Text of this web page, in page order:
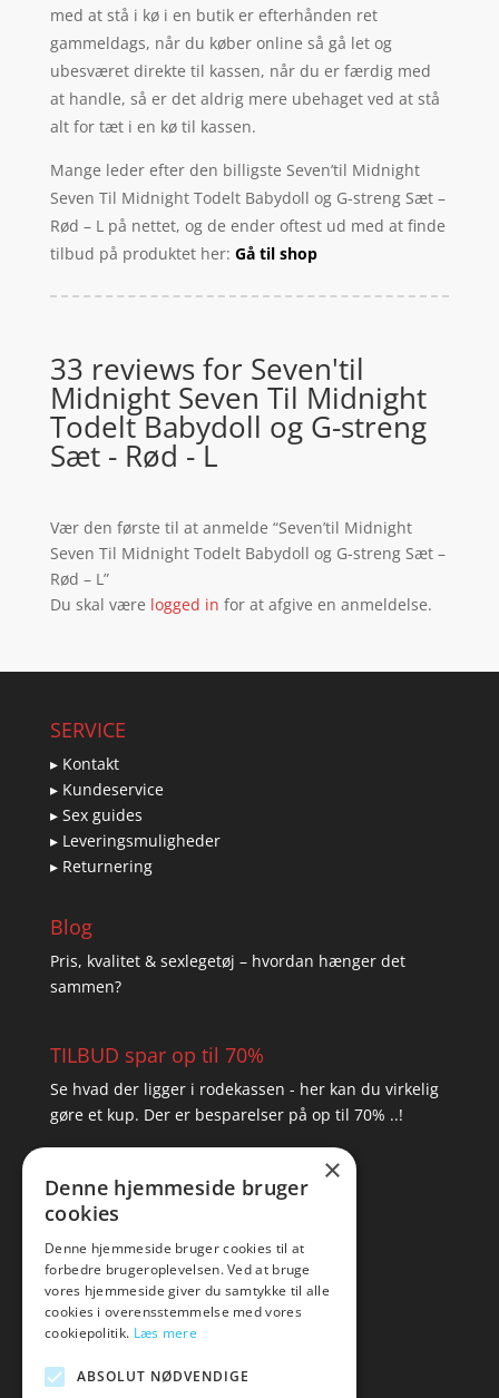
med at stå i kø i en butik er efterhånden ret
gammeldags, når du køber online så gå let og
ubesværet direkte til kassen, når du er færdig med
at handle, så er det aldrig mere ubehaget ved at stå
alt for tæt i en kø til kassen.
Mange leder efter den billigste Seven’til Midnight
Seven Til Midnight Todelt Babydoll og G-streng Sæt –
Rød – L på nettet, og de ender oftest ud med at finde
tilbud på produktet her: Gå til shop
33 reviews for Seven'til
Midnight Seven Til Midnight
Todelt Babydoll og G-streng
Sæt - Rød - L
Vær den første til at anmelde “Seven’til Midnight
Seven Til Midnight Todelt Babydoll og G-streng Sæt –
Rød – L”
Du skal være logged in for at afgive en anmeldelse.
SERVICE
▸ Kontakt
▸ Kundeservice
▸ Sex guides
▸ Leveringsmuligheder
▸ Returnering
Blog
Pris, kvalitet & sexlegetøj – hvordan hænger det
sammen?
TILBUD spar op til 70%
Se hvad der ligger i rodekassen - her kan du virkelig
gøre et kup. Der er besparelser på op til 70% ..!
Tlf: 7876 8672
Mail: hej@amare.dk
×
Denne hjemmeside bruger
cookies
Denne hjemmeside bruger cookies til at
forbedre brugeroplevelsen. Ved at bruge
vores hjemmeside giver du samtykke til alle
cookies i overensstemmelse med vores
cookiepolitik. Læs mere
ABSOLUT NØDVENDIGE